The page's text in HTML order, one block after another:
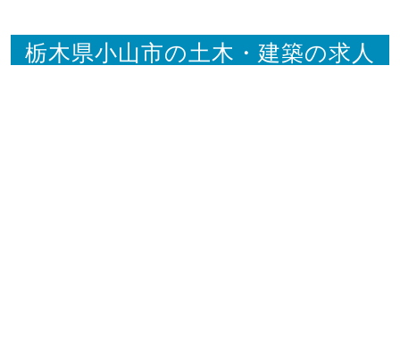
栃木県小山市の土木・建築の求人